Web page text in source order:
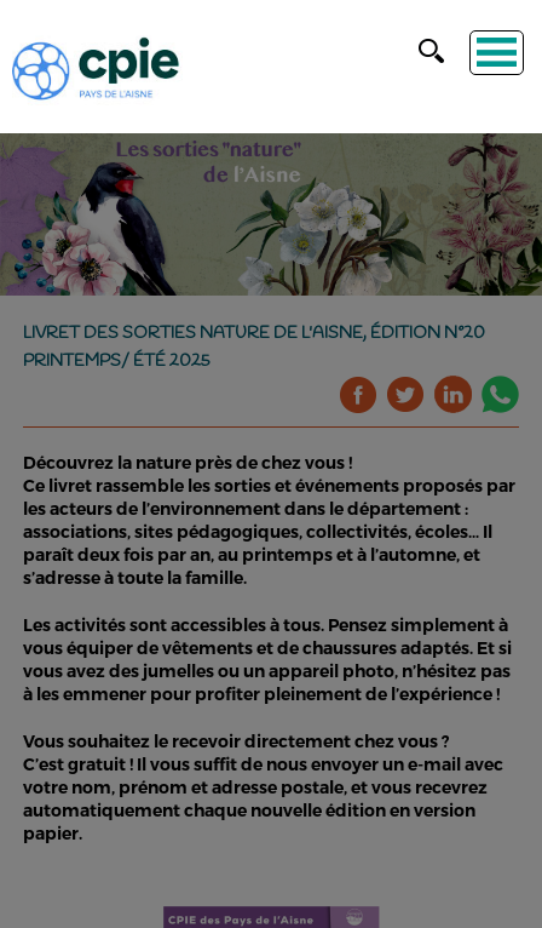
LIVRET DES SORTIES NATURE DE L'AISNE, ÉDITION N°20
PRINTEMPS/ ÉTÉ 2025
Découvrez la nature près de chez vous !
Ce livret rassemble les sorties et événements proposés par
les acteurs de l’environnement dans le département :
associations, sites pédagogiques, collectivités, écoles… Il
paraît deux fois par an, au printemps et à l’automne, et
s’adresse à toute la famille.
Les activités sont accessibles à tous. Pensez simplement à
vous équiper de vêtements et de chaussures adaptés. Et si
vous avez des jumelles ou un appareil photo, n’hésitez pas
à les emmener pour profiter pleinement de l’expérience !
Vous souhaitez le recevoir directement chez vous ?
C’est gratuit ! Il vous suffit de nous envoyer un e-mail avec
votre nom, prénom et adresse postale, et vous recevrez
automatiquement chaque nouvelle édition en version
papier.